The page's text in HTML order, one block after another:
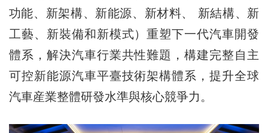
功能、新架構、新能源、新材料、 新結構、新
工藝、新裝備和新模式）重塑下一代汽車開發
體系，解決汽車行業共性難題，構建完整自主
可控新能源汽車平臺技術架構體系，提升全球
汽車産業整體研發水準與核心競爭力。